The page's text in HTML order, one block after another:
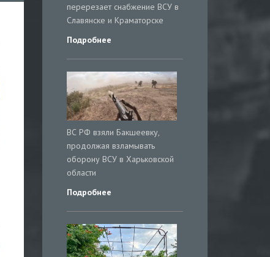
перерезает снабжение ВСУ в
Славянске и Краматорске
Подробнее
ВС РФ взяли Бакшеевку,
продолжая взламывать
оборону ВСУ в Харьковской
области
Подробнее